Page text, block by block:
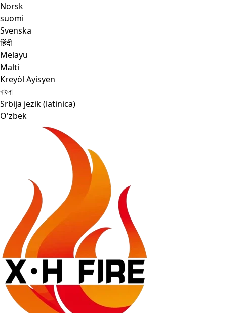
Norsk
suomi
Svenska
हिंदी
Melayu
Malti
Kreyòl Ayisyen
বাংলা
Srbija jezik (latinica)
O'zbek